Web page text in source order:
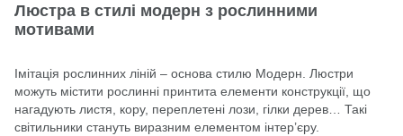
Люстра в стилі модерн з рослинними
мотивами
Імітація рослинних ліній – основа стилю Модерн. Люстри
можуть містити рослинні принтита елементи конструкції, що
нагадують листя, кору, переплетені лози, гілки дерев… Такі
світильники стануть виразним елементом інтер’єру.